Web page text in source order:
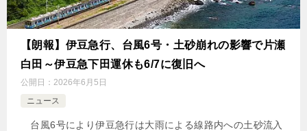
【朗報】伊豆急行、台風6号・土砂崩れの影響で片瀬
白田～伊豆急下田運休も6/7に復旧へ
公開日： 2026年6月5日
ニュース
台風6号により伊豆急行は大雨による線路内への土砂流入